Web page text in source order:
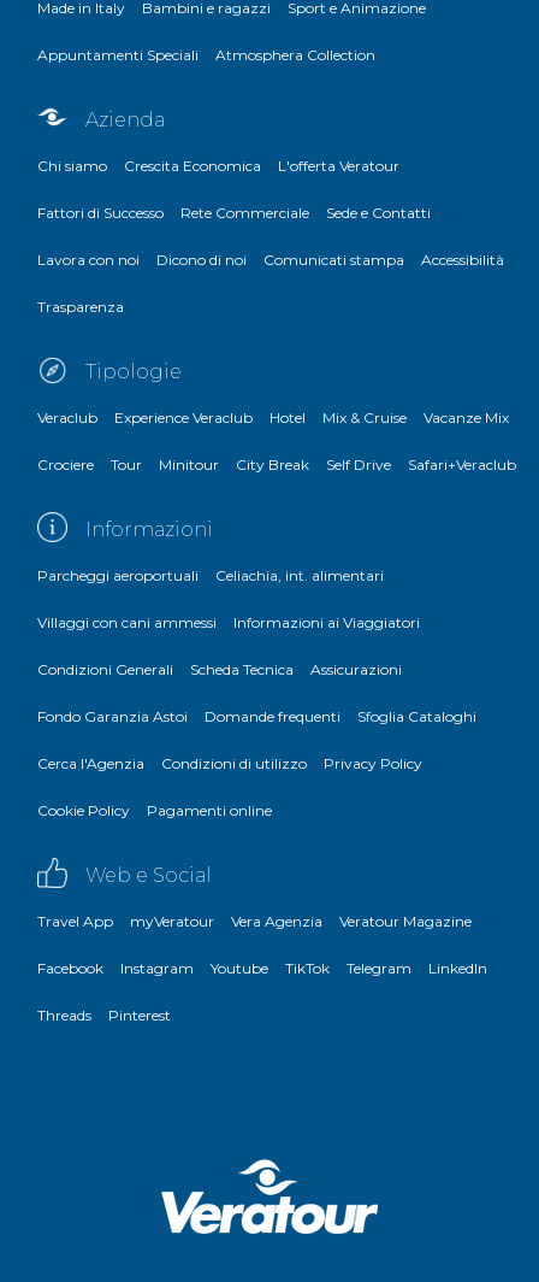
Made in Italy Bambini e ragazzi Sport e Animazione
Appuntamenti Speciali Atmosphera Collection
Azienda
Chi siamo Crescita Economica L'offerta Veratour
Fattori di Successo Rete Commerciale Sede e Contatti
Lavora con noi Dicono di noi Comunicati stampa Accessibilità
Trasparenza
Tipologie
Veraclub Experience Veraclub Hotel Mix & Cruise Vacanze Mix
Crociere Tour Minitour City Break Self Drive Safari+Veraclub
Informazioni
Parcheggi aeroportuali Celiachia, int. alimentari
Villaggi con cani ammessi Informazioni ai Viaggiatori
Condizioni Generali Scheda Tecnica Assicurazioni
Fondo Garanzia Astoi Domande frequenti Sfoglia Cataloghi
Cerca l'Agenzia Condizioni di utilizzo Privacy Policy
Cookie Policy Pagamenti online
Web e Social
Travel App myVeratour Vera Agenzia Veratour Magazine
Facebook Instagram Youtube TikTok Telegram LinkedIn
Threads Pinterest